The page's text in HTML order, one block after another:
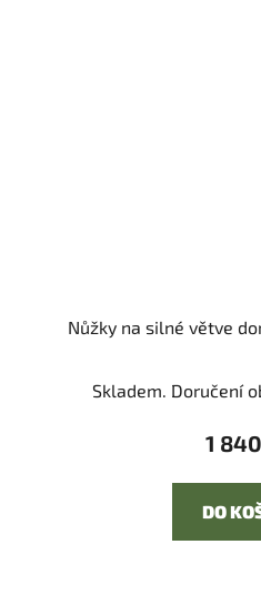
Nůžky na silné větve
Skladem. Doručení
1
DO